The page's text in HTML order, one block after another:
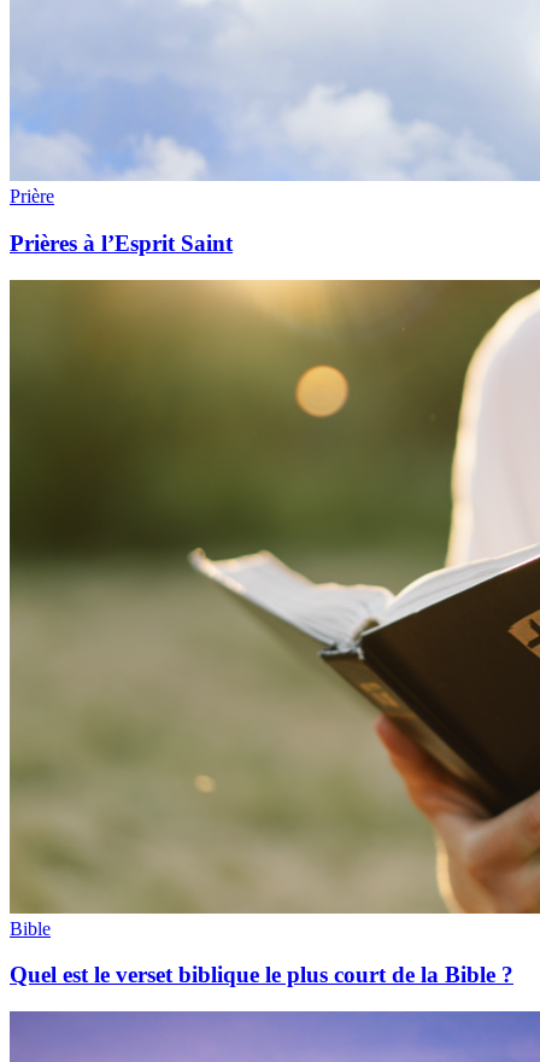
Prière
Prières à l’Esprit Saint
Bible
Quel est le verset biblique le plus court de la Bible ?